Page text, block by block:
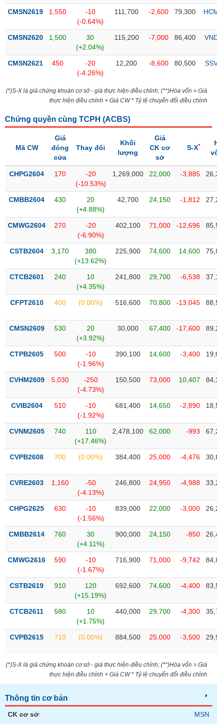
ETF
tiết
Tài
Phân
doanh
nghiệp
Tin
tức
lý
trường
CMSN2619 1,550
-10
(-0.64%)
111,700 -2,600 79,300
CMSN2620 1,500
30
(+2.04%)
115,200 -7,000 86,400
CMSN2621 450
-20
(-4.26%)
12,200 -8,600 80,500
(*)S-X là giá chứng khoán cơ sở - giá thực hiện điều chỉnh; (**)Hòa vốn = Giá
thực hiện điều chỉnh + Giá CW * Tỷ lệ chuyển đổi điều chỉnh
Chứng quyền cùng TCPH (ACBS)
Mã CW
Giá
đóng
cửa
Thay đổi
Khối
lượng
Giá
CK cơ
sở
S-X*
CHPG2604 170
-20
(-10.53%)
1,269,000 22,000 -3,885
CMBB2604 430
20
(+4.88%)
42,700 24,150 -1,812
CMWG2604 270
-20
(-6.90%)
402,100 71,000 -12,696
CSTB2604 3,170
380
(+13.62%)
225,900 74,600 14,600
CTCB2601 240
10
(+4.35%)
241,800 29,700 -6,538
CFPT2610 400 (0.00%) 516,600 70,800 -13,045
CMSN2609 530
20
(+3.92%)
30,000 67,400 -17,600
CTPB2605 500
-10
(-1.96%)
390,100 14,600 -3,400
CVHM2609 5,030
-250
(-4.73%)
150,500 73,000 10,407
CVIB2604 510
-10
(-1.92%)
681,400 14,650 -2,890
CVNM2605 740
110
(+17.46%)
2,478,100 62,000 -993
CVPB2608 700 (0.00%) 384,400 25,000 -4,476
CVRE2603 1,160
-50
(-4.13%)
246,800 24,950 -4,988
CHPG2625 630
-10
(-1.56%)
839,000 22,000 -3,000
CMBB2614 760
30
(+4.11%)
900,000 24,150 -850
CMWG2616 590
-10
(-1.67%)
716,900 71,000 -9,742
CSTB2619 910
120
(+15.19%)
692,600 74,600 -4,400
CTCB2611 580
10
(+1.75%)
440,000 29,700 -4,300
CVPB2615 710 (0.00%) 884,500 25,000 -3,500
(*)S-X là giá chứng khoán cơ sở - giá thực hiện điều chỉnh; (**)Hòa vốn = Giá
thực hiện điều chỉnh + Giá CW * Tỷ lệ chuyển đổi điều chỉnh
Thông tin cơ bản
CK cơ sở: MSN
TIN
(-)
LƯỢNG
NGUYÊN
CÔNG
NGHIỆP
TIÊU
YẾU
DÙNG
YẾU
CHĂM
SÓC
TÀI
CHÍNH
CÔNG
TIN
DỊCH